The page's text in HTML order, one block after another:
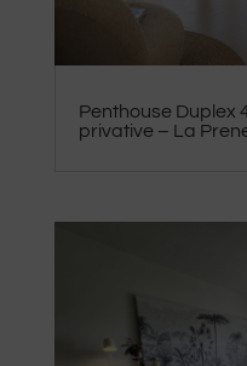
Penthouse Duplex
privative – La